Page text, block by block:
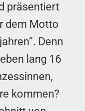
präsentiert
dem Motto
Denn
lang 16
kommen?